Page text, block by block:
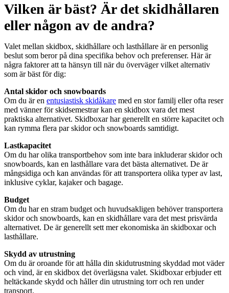
Vilken är bäst? Är det skidhållaren
eller någon av de andra?
Valet mellan skidbox, skidhållare och lasthållare är en personlig
beslut som beror på dina specifika behov och preferenser. Här är
några faktorer att ta hänsyn till när du överväger vilket alternativ
som är bäst för dig:
Antal skidor och snowboards
Om du är en entusiastisk skidåkare med en stor familj eller ofta reser
med vänner för skidsemestrar kan en skidbox vara det mest
praktiska alternativet. Skidboxar har generellt en större kapacitet och
kan rymma flera par skidor och snowboards samtidigt.
Lastkapacitet
Om du har olika transportbehov som inte bara inkluderar skidor och
snowboards, kan en lasthållare vara det bästa alternativet. De är
mångsidiga och kan användas för att transportera olika typer av last,
inklusive cyklar, kajaker och bagage.
Budget
Om du har en stram budget och huvudsakligen behöver transportera
skidor och snowboards, kan en skidhållare vara det mest prisvärda
alternativet. De är generellt sett mer ekonomiska än skidboxar och
lasthållare.
Skydd av utrustning
Om du är oroande för att hålla din skidutrustning skyddad mot väder
och vind, är en skidbox det överlägsna valet. Skidboxar erbjuder ett
heltäckande skydd och håller din utrustning torr och ren under
transport.